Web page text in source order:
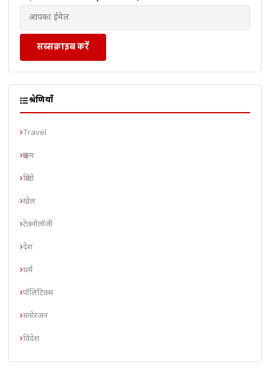
सब्सक्राइब करें
श्रेणियाँ
Travel
क्राइम
क्रिप्टो
खेल
टेक्नोलॉजी
देश
धर्म
पॉलिटिक्स
मनोरंजन
विदेश